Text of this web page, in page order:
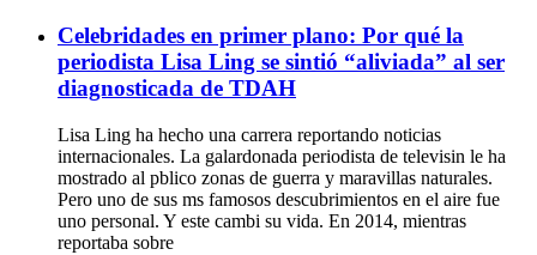
Celebridades en primer plano: Por qué la
periodista Lisa Ling se sintió “aliviada” al ser
diagnosticada de TDAH
Lisa Ling ha hecho una carrera reportando noticias
internacionales. La galardonada periodista de televisin le ha
mostrado al pblico zonas de guerra y maravillas naturales.
Pero uno de sus ms famosos descubrimientos en el aire fue
uno personal. Y este cambi su vida. En 2014, mientras
reportaba sobre